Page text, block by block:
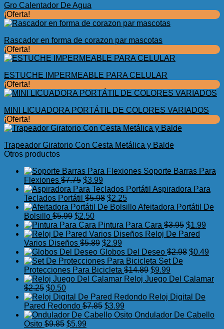
Gro Calentador De Agua
¡Oferta!
Rascador en forma de corazon par mascotas
¡Oferta!
ESTUCHE IMPERMEABLE PARA CELULAR
¡Oferta!
MINI LICUADORA PORTÁTIL DE COLORES VARIADOS
¡Oferta!
Trapeador Giratorio Con Cesta Metálica y Balde
Otros productos
Soporte Barras Para
Flexiones $7.75 El
precio
original
era:
$7.75.
$3.99
precio
actual
es:
Aspiradora Para
Teclados Portátil $5.98 El
precio
era:
$5.98.
$2.25El
precio
es:
$2.25.
Afeitadora Portátil De
Bolsillo $5.99 El
precio
original
era:
$5.99.
$2.50El
precio
actual
es:
$2.50.
Pintura Para Cara $3.95 El
precio
era:
$1.99
es:
Reloj De Pared
Varios Diseños $5.89 El
precio
original
era:
$5.89.
$2.99
precio
actual
es:
$2.99.
Globos Del Deseo $2.98 El
era:
$0.49
es:
Set De
Protecciones Para Bicicleta $14.89 El
precio
era:
$9.99
precio
es:
Reloj Juego Del Calamar
$2.25 El
precio
original
era:
$2.25.
$0.50El
precio
actual
es:
$0.50.
Reloj Digital De
Pared Redondo $7.85 El
precio
$3.99
precioOndulador De Cabello
Osito $9.85 El
$5.99